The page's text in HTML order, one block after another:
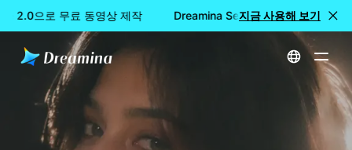
2.0으로 무료 동영상 제작 Dreamina Seedance 2.0으로 무료
지금 사용해 보기
홈 인스타그램 필터 로피 황혼 AI 사진: 바이럴 인스타그램 황혼 사진 만들기